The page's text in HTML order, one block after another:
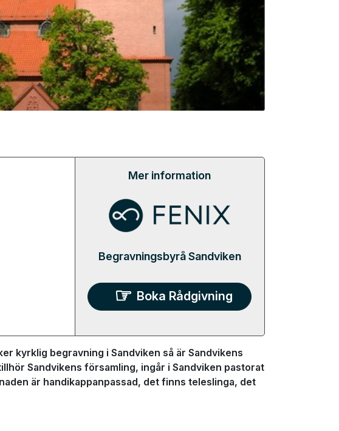
Mer information
Begravningsbyrå Sandviken
Boka Rådgivning
kyrklig begravning i Sandviken så är Sandvikens
Sandvikens församling, ingår i Sandviken pastorat
är handikappanpassad, det finns teleslinga, det